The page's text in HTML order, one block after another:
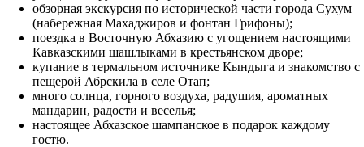
обзорная экскурсия по исторической части города Сухум
(набережная Махаджиров и фонтан Грифоны);
поездка в Восточную Абхазию с угощением настоящими
Кавказскими шашлыками в крестьянском дворе;
купание в термальном источнике Кындыга и знакомство с
пещерой Абрскила в селе Отап;
много солнца, горного воздуха, радушия, ароматных
мандарин, радости и веселья;
настоящее Абхазское шампанское в подарок каждому
гостю.